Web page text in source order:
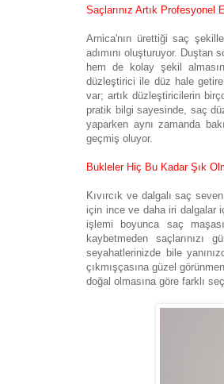
Saçlarınız Artık Profesyonel
Arnica'nın ürettiği saç
adımını oluşturuyor. Duştan
hem de kolay şekil
düzleştirici ile düz hale
var; artık düzleştiricilerin
pratik bilgi sayesinde, saç
yaparken aynı zamanda
geçmiş oluyor.
Bukleler Hiç Bu Kadar Şık
Kıvırcık ve dalgalı saç
için ince ve daha iri dalgalar
işlemi boyunca saç
kaybetmeden saçlarınızı
seyahatlerinizde bile
çıkmışçasına güzel
doğal olmasına göre farklı